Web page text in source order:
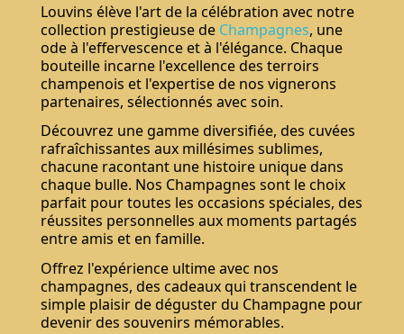
Louvins élève l'art de la célébration avec notre
collection prestigieuse de Champagnes, une
ode à l'effervescence et à l'élégance. Chaque
bouteille incarne l'excellence des terroirs
champenois et l'expertise de nos vignerons
partenaires, sélectionnés avec soin.
Découvrez une gamme diversifiée, des cuvées
rafraîchissantes aux millésimes sublimes,
chacune racontant une histoire unique dans
chaque bulle. Nos Champagnes sont le choix
parfait pour toutes les occasions spéciales, des
réussites personnelles aux moments partagés
entre amis et en famille.
Offrez l'expérience ultime avec nos
champagnes, des cadeaux qui transcendent le
simple plaisir de déguster du Champagne pour
devenir des souvenirs mémorables.